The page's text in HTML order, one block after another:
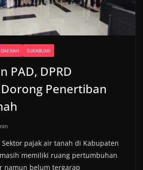
DAERAH SUKABUMI
PAD, DPRD
Penertiban
Sektor pajak air tanah di Kabupaten
memiliki ruang pertumbuhan
namun belum tergarap